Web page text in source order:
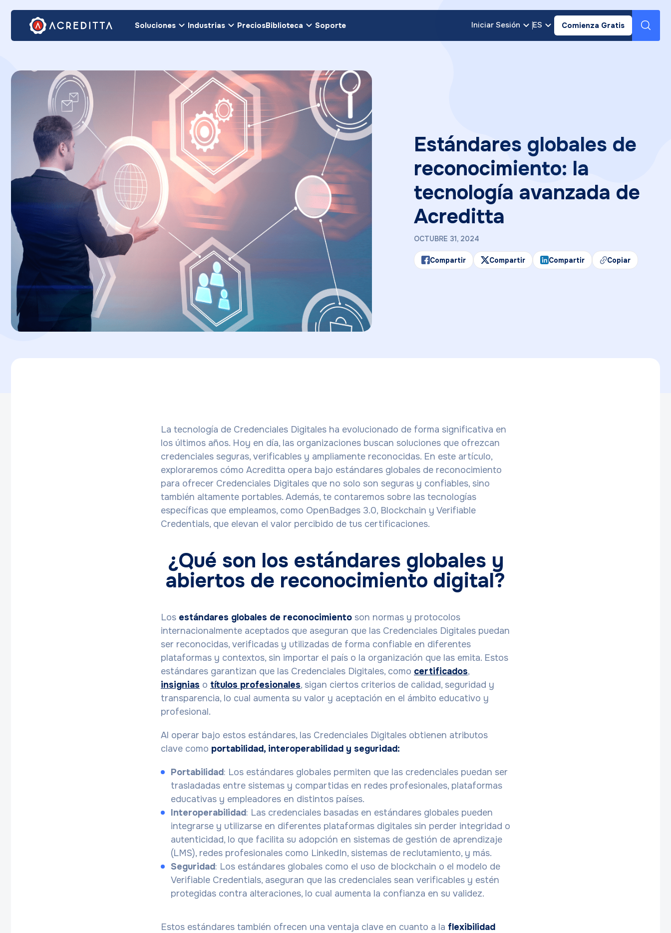
Soluciones Industrias PreciosBiblioteca Soporte Iniciar Sesión ES Comienza Gratis
Estándares globales de
reconocimiento: la
tecnología avanzada de
Acreditta
OCTUBRE 31, 2024
Compartir Compartir Compartir Copiar
La tecnología de Credenciales Digitales ha evolucionado de forma significativa en
los últimos años. Hoy en día, las organizaciones buscan soluciones que ofrezcan
credenciales seguras, verificables y ampliamente reconocidas. En este artículo,
exploraremos cómo Acreditta opera bajo estándares globales de reconocimiento
para ofrecer Credenciales Digitales que no solo son seguras y confiables, sino
también altamente portables. Además, te contaremos sobre las tecnologías
específicas que empleamos, como OpenBadges 3.0, Blockchain y Verifiable
Credentials, que elevan el valor percibido de tus certificaciones.
¿Qué son los estándares globales y
abiertos de reconocimiento digital?
Los estándares globales de reconocimiento son normas y protocolos
internacionalmente aceptados que aseguran que las Credenciales Digitales puedan
ser reconocidas, verificadas y utilizadas de forma confiable en diferentes
plataformas y contextos, sin importar el país o la organización que las emita. Estos
estándares garantizan que las Credenciales Digitales, como certificados,
insignias o títulos profesionales, sigan ciertos criterios de calidad, seguridad y
transparencia, lo cual aumenta su valor y aceptación en el ámbito educativo y
profesional.
Al operar bajo estos estándares, las Credenciales Digitales obtienen atributos
clave como portabilidad, interoperabilidad y seguridad:
Portabilidad: Los estándares globales permiten que las credenciales puedan ser
trasladadas entre sistemas y compartidas en redes profesionales, plataformas
educativas y empleadores en distintos países.
Interoperabilidad: Las credenciales basadas en estándares globales pueden
integrarse y utilizarse en diferentes plataformas digitales sin perder integridad o
autenticidad, lo que facilita su adopción en sistemas de gestión de aprendizaje
(LMS), redes profesionales como LinkedIn, sistemas de reclutamiento, y más.
Seguridad: Los estándares globales como el uso de blockchain o el modelo de
Verifiable Credentials, aseguran que las credenciales sean verificables y estén
protegidas contra alteraciones, lo cual aumenta la confianza en su validez.
Estos estándares también ofrecen una ventaja clave en cuanto a la flexibilidad